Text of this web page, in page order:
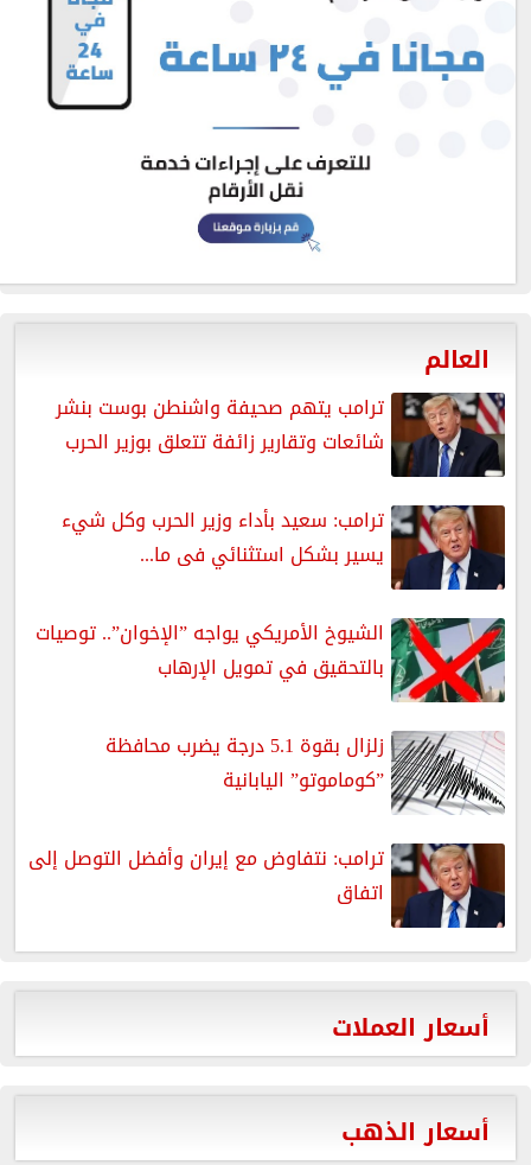
العالم
ترامب يتهم صحيفة واشنطن بوست بنشر
شائعات وتقارير زائفة تتعلق بوزير الحرب
ترامب: سعيد بأداء وزير الحرب وكل شيء
يسير بشكل استثنائي فى ما...
الشيوخ الأمريكي يواجه ”الإخوان”.. توصيات
بالتحقيق في تمويل الإرهاب
زلزال بقوة 5.1 درجة يضرب محافظة
”كوماموتو” اليابانية
ترامب: نتفاوض مع إيران وأفضل التوصل إلى
اتفاق
أسعار العملات
أسعار الذهب